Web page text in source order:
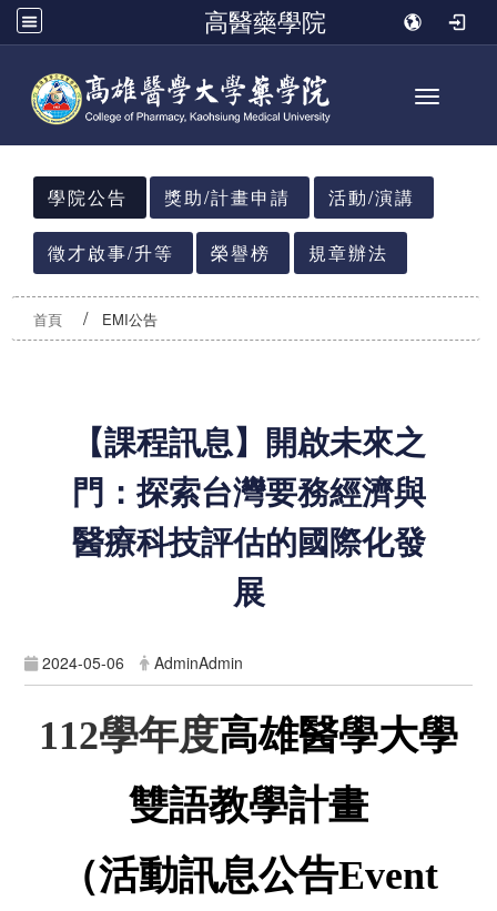
高醫藥學院
Toggle
:::
學院公告
獎助/計畫申請 活動/演講
徵才啟事/升等 榮譽榜 規章辦法
首頁 EMI公告
【課程訊息】開啟未來之
門：探索台灣要務經濟與
醫療科技評估的國際化發
展
2024-05-06 AdminAdmin
112學年度高雄醫學大學
雙語教學計畫
（活動訊息公告Event